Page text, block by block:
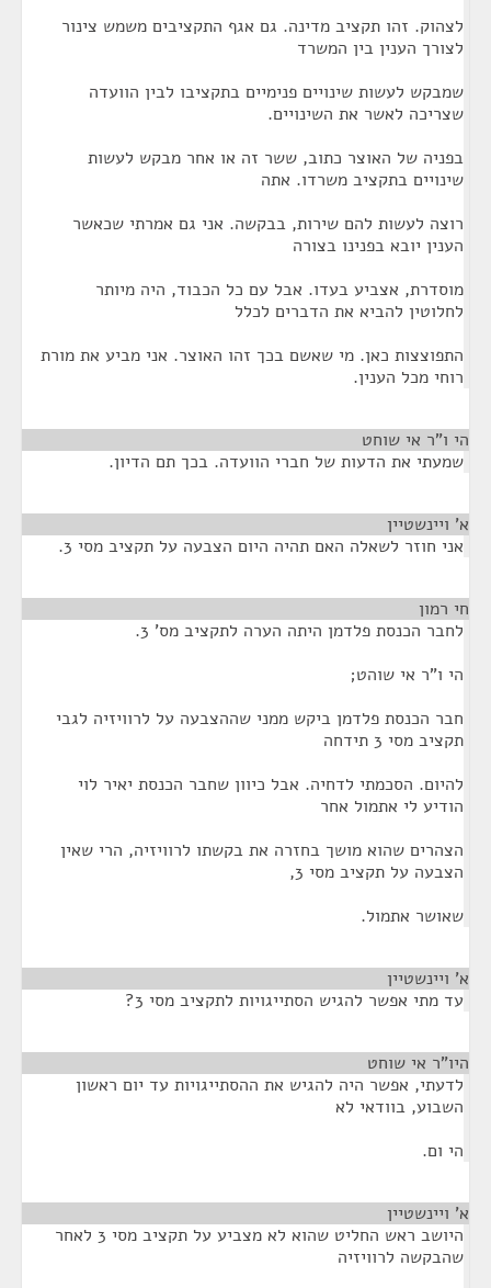
לצהוק. זהו תקציב מדינה. גם אגף התקציבים משמש צינור
לצורך הענין בין המשרד
שמבקש לעשות שינויים פנימיים בתקציבו לבין הוועדה
שצריכה לאשר את השינויים.
בפניה של האוצר כתוב, ששר זה או אחר מבקש לעשות
שינויים בתקציב משרדו. אתה
רוצה לעשות להם שירות, בבקשה. אני גם אמרתי שכאשר
הענין יובא בפנינו בצורה
מוסדרת, אצביע בעדו. אבל עם כל הכבוד, היה מיותר
לחלוטין להביא את הדברים לכלל
התפוצצות כאן. מי שאשם בכך זהו האוצר. אני מביע את מורת
רוחי מכל הענין.
הי ו"ר אי שוחט
שמעתי את הדעות של חברי הוועדה. בכך תם הדיון.
א' ויינשטיין
אני חוזר לשאלה האם תהיה היום הצבעה על תקציב מסי 3.
חי רמון
לחבר הכנסת פלדמן היתה הערה לתקציב מס' 3.
הי ו"ר אי שוהט;
חבר הכנסת פלדמן ביקש ממני שההצבעה על לרוויזיה לגבי
תקציב מסי 3 תידחה
להיום. הסכמתי לדחיה. אבל כיוון שחבר הכנסת יאיר לוי
הודיע לי אתמול אחר
הצהרים שהוא מושך בחזרה את בקשתו לרוויזיה, הרי שאין
הצבעה על תקציב מסי 3,
שאושר אתמול.
א' ויינשטיין
עד מתי אפשר להגיש הסתייגויות לתקציב מסי 3?
היו"ר אי שוחט
לדעתי, אפשר היה להגיש את ההסתייגויות עד יום ראשון
השבוע, בוודאי לא
הי ום.
א' ויינשטיין
היושב ראש החליט שהוא לא מצביע על תקציב מסי 3 לאחר
שהבקשה לרוויזיה